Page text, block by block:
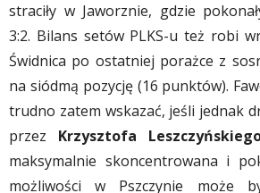
straciły w Jaworznie, gdzie
3:2. Bilans setów PLKS-u też robi
Świdnica po ostatniej porażce z
na siódmą pozycję (16 punktów).
trudno zatem wskazać, jeśli jednak
przez Krzysztofa
maksymalnie skoncentrowana i
możliwości w Pszczynie może